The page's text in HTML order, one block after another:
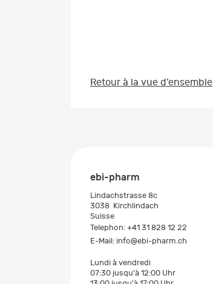
Retour à la vue d’ensemble
ebi-pharm
Lindachstrasse 8c
3038 Kirchlindach
Suisse
Telephon: +41 31 828 12 22
E-Mail: info@ebi-pharm.ch
Lundi à vendredi
07:30 jusqu'à 12:00 Uhr